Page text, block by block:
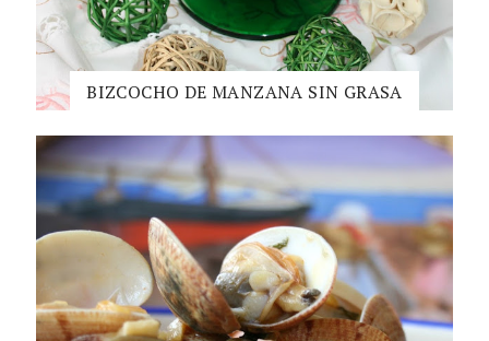
BIZCOCHO DE MANZANA SIN GRASA